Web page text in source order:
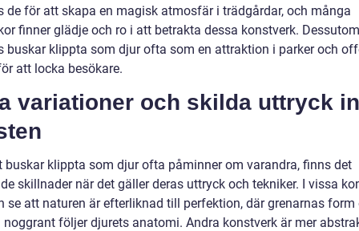
de för att skapa en magisk atmosfär i trädgårdar, och många
finner glädje och ro i att betrakta dessa konstverk. Dessutom
buskar klippta som djur ofta som en attraktion i parker och
att locka besökare.
variationer och skilda uttryck
buskar klippta som djur ofta påminner om varandra, finns det
skillnader när det gäller deras uttryck och tekniker. I vissa
se att naturen är efterliknad till perfektion, där grenarnas form
följer djurets anatomi. Andra konstverk är mer